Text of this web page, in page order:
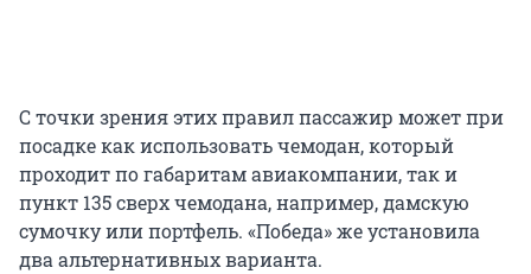
С точки зрения этих правил пассажир может при
посадке как использовать чемодан, который
проходит по габаритам авиакомпании, так и
пункт 135 сверх чемодана, например, дамскую
сумочку или портфель. «Победа» же установила
два альтернативных варианта.